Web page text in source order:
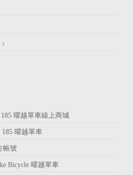
曜越單車線上商城
185 曜越單車
帳號
Bicycle 曜越單車